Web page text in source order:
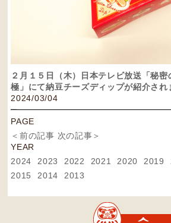
２月１５日（木）日本テレビ放送「秘密
極」にて納豆チーズディップが紹介され
2024/03/04
PAGE
＜前の記事 次の記事＞
YEAR
2024
2023 2022 2021 2020 2019
2015
2014 2013